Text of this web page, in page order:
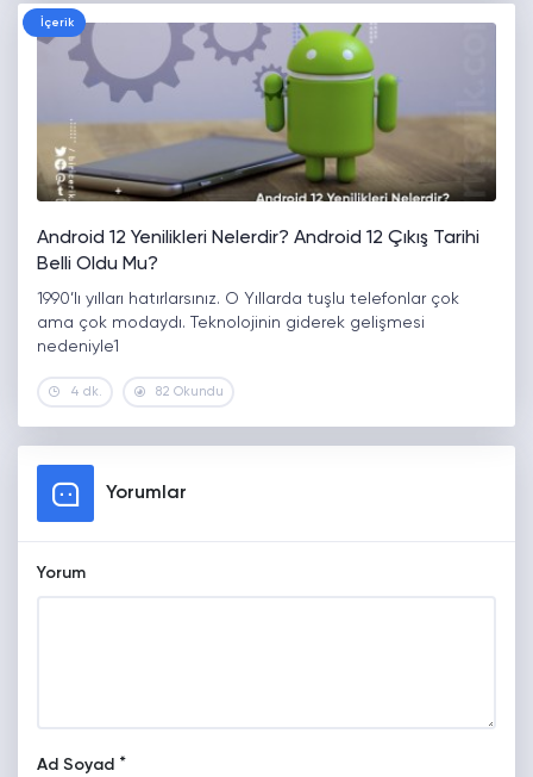
İçerik
Android 12 Yenilikleri Nelerdir? Android 12 Çıkış Tarihi
Belli Oldu Mu?
1990’lı yılları hatırlarsınız. O Yıllarda tuşlu telefonlar çok
ama çok modaydı. Teknolojinin giderek gelişmesi
nedeniyle1
4 dk. 82 Okundu
Yorumlar
Yorum
Ad Soyad *